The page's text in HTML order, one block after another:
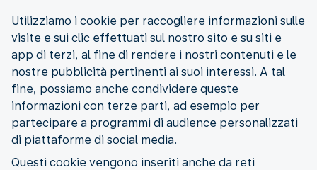
Utilizziamo i cookie per raccogliere informazioni sulle
visite e sui clic effettuati sul nostro sito e su siti e
app di terzi, al fine di rendere i nostri contenuti e le
nostre pubblicità pertinenti ai suoi interessi. A tal
fine, possiamo anche condividere queste
informazioni con terze parti, ad esempio per
partecipare a programmi di audience personalizzati
di piattaforme di social media.
Questi cookie vengono inseriti anche da reti